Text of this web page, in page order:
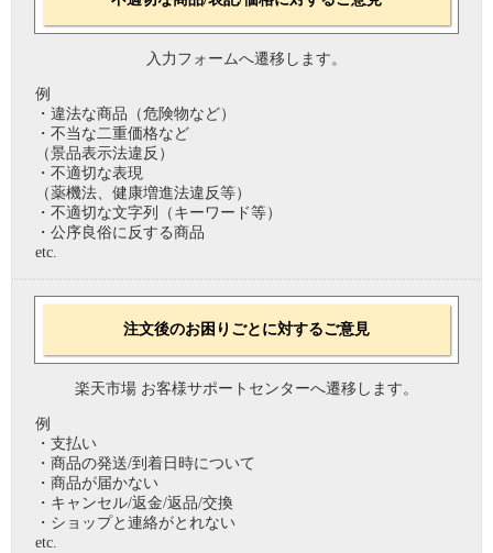
入力フォームへ遷移します。
例
・違法な商品（危険物など）
・不当な二重価格など
（景品表示法違反）
・不適切な表現
（薬機法、健康増進法違反等）
・不適切な文字列（キーワード等）
・公序良俗に反する商品
etc.
注文後のお困りごとに対するご意見
楽天市場 お客様サポートセンターへ遷移します。
例
・支払い
・商品の発送/到着日時について
・商品が届かない
・キャンセル/返金/返品/交換
・ショップと連絡がとれない
etc.